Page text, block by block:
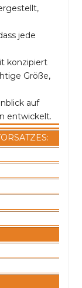
jede
konzipiert
Größe,
auf
entwickelt.